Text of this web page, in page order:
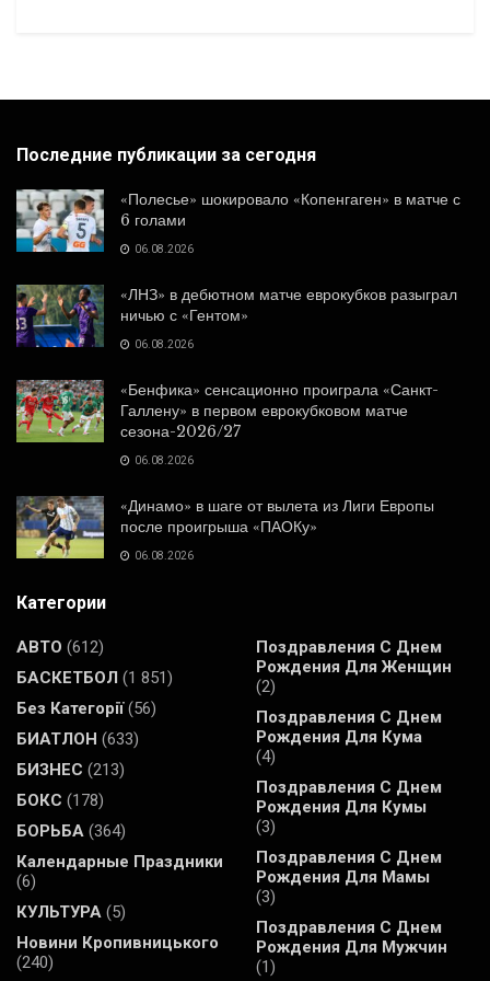
Последние публикации за сегодня
«Полесье» шокировало «Копенгаген» в матче с
6 голами
06.08.2026
«ЛНЗ» в дебютном матче еврокубков разыграл
ничью с «Гентом»
06.08.2026
«Бенфика» сенсационно проиграла «Санкт-
Галлену» в первом еврокубковом матче
сезона-2026/27
06.08.2026
«Динамо» в шаге от вылета из Лиги Европы
после проигрыша «ПАОКу»
06.08.2026
Категории
АВТО (612)
БАСКЕТБОЛ (1 851)
Без Категорії(56)
БИАТЛОН (633)
БИЗНЕС (213)
БОКС (178)
БОРЬБА (364)
Календарные Праздники
(6)
КУЛЬТУРА (5)
Новини Кропивницького
(240)
Поздравления С Днем
Рождения Для Женщин
(2)
Поздравления С Днем
Рождения Для Кума
(4)
Поздравления С Днем
Рождения Для Кумы
(3)
Поздравления С Днем
Рождения Для Мамы
(3)
Поздравления С Днем
Рождения Для Мужчин
(1)